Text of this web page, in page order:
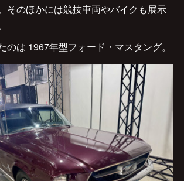
そのほかには競技車両やバイクも展示
のは 1967年型フォード・マスタング。